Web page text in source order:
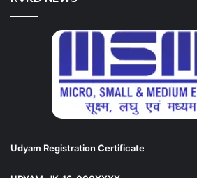
Udyam Registration Certificate